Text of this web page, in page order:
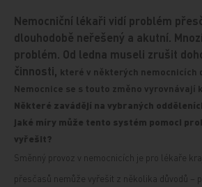
Nemocniční lékaři vidí problém
dlouhodobě neřešený a akutní.
problém. Od ledna museli zrušit
činnosti, které v některých nemocnicích
Nemocnice se s touto změno vyrovnávají
Některé zavádějí na vybraných
jaké míry může tento systém pomoci
vyřešit?
Směnný provoz v nemocnicích je pro lékaře
přesčasů nemůže vyřešit z několika důvodů –